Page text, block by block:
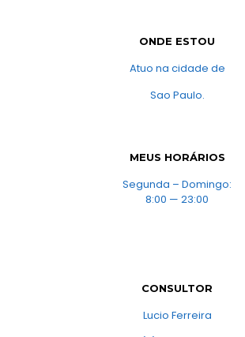
ONDE ESTOU
Atuo na cidade de
Sao Paulo.
MEUS HORÁRIOS
Segunda – Domingo:
8:00 — 23:00
CONSULTOR
Lucio Ferreira